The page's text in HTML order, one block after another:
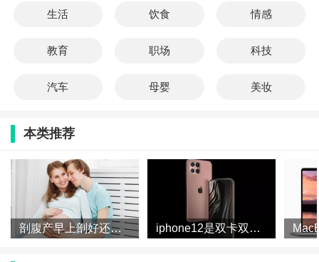
生活 饮食 情感
教育 职场 科技
汽车 母婴 美妆
本类推荐
剖腹产早上剖好还是下午剖好 剖腹产一天中什么时间最好 iphone12是双卡双待吗 iphone12是全面屏吗